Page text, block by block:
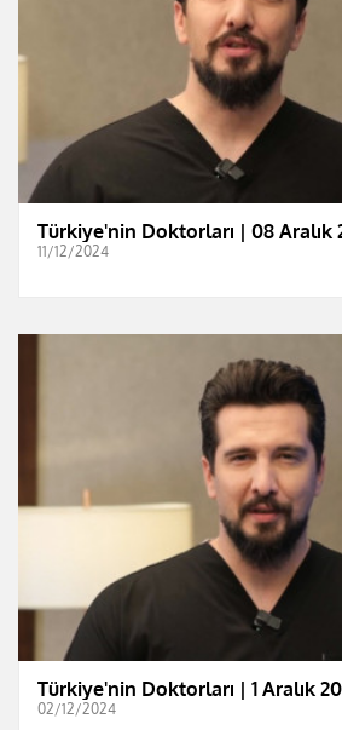
Türkiye'nin Doktorları | 08 Aralık
11/12/2024
Türkiye'nin Doktorları | 1 Aralık
02/12/2024